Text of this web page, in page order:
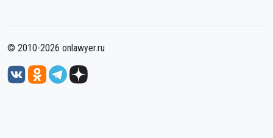
© 2010-2026 onlawyer.ru